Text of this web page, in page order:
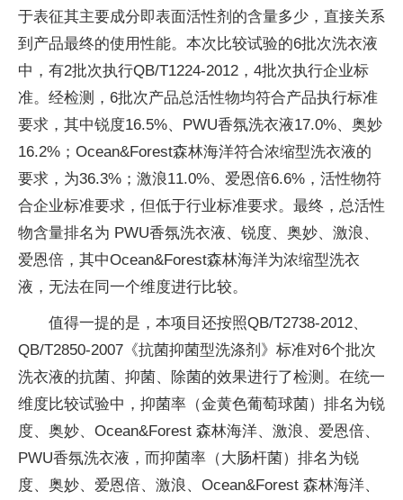
于表征其主要成分即表面活性剂的含量多少，直接关系
到产品最终的使用性能。本次比较试验的6批次洗衣液
中，有2批次执行QB/T1224-2012，4批次执行企业标
准。经检测，6批次产品总活性物均符合产品执行标准
要求，其中锐度16.5%、PWU香氛洗衣液17.0%、奥妙
16.2%；Ocean&Forest森林海洋符合浓缩型洗衣液的
要求，为36.3%；激浪11.0%、爱恩倍6.6%，活性物符
合企业标准要求，但低于行业标准要求。最终，总活性
物含量排名为 PWU香氛洗衣液、锐度、奥妙、激浪、
爱恩倍，其中Ocean&Forest森林海洋为浓缩型洗衣
液，无法在同一个维度进行比较。
值得一提的是，本项目还按照QB/T2738-2012、
QB/T2850-2007《抗菌抑菌型洗涤剂》标准对6个批次
洗衣液的抗菌、抑菌、除菌的效果进行了检测。在统一
维度比较试验中，抑菌率（金黄色葡萄球菌）排名为锐
度、奥妙、Ocean&Forest 森林海洋、激浪、爱恩倍、
PWU香氛洗衣液，而抑菌率（大肠杆菌）排名为锐
度、奥妙、爱恩倍、激浪、Ocean&Forest 森林海洋、